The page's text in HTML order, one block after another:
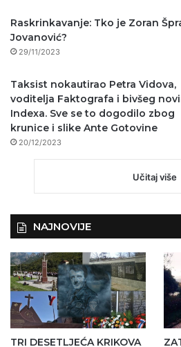
Raskrinkavanje: Tko je Zoran
Jovanović?
29/11/2023
Taksist nokautirao Petra Vidova,
voditelja Faktografa i bivšeg
Indexa. Sve se to dogodilo zbog
krunice i slike Ante Gotovine
20/12/2023
Učitaj više
NAJNOVIJE
TRI DESETLJEĆA KRIKOVA